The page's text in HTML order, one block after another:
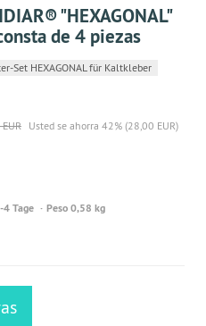
"HEXAGONAL"
de 4 piezas
Set HEXAGONAL für Kaltkleber
Usted se ahorra 42% (28,00 EUR)
Tage Peso 0,58 kg